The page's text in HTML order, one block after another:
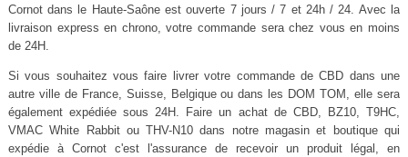
Cornot dans le Haute-Saône est ouverte 7 jours / 7 et 24h / 24. Avec la
livraison express en chrono, votre commande sera chez vous en moins
de 24H.
Si vous souhaitez vous faire livrer votre commande de CBD dans une
autre ville de France, Suisse, Belgique ou dans les DOM TOM, elle sera
également expédiée sous 24H. Faire un achat de CBD, BZ10, T9HC,
VMAC White Rabbit ou THV-N10 dans notre magasin et boutique qui
expédie à Cornot c'est l'assurance de recevoir un produit légal, en